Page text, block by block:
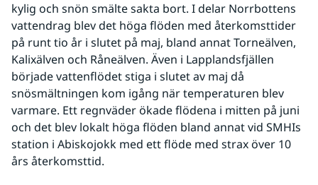
kylig och snön smälte sakta bort. I delar Norrbottens
vattendrag blev det höga flöden med återkomsttider
på runt tio år i slutet på maj, bland annat Torneälven,
Kalixälven och Råneälven. Även i Lapplandsfjällen
började vattenflödet stiga i slutet av maj då
snösmältningen kom igång när temperaturen blev
varmare. Ett regnväder ökade flödena i mitten på juni
och det blev lokalt höga flöden bland annat vid SMHIs
station i Abiskojokk med ett flöde med strax över 10
års återkomsttid.